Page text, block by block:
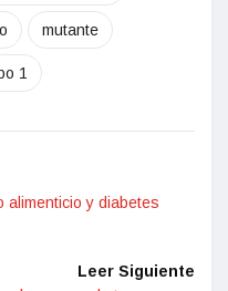
mutante
1
alimenticio y diabetes
Leer Siguiente